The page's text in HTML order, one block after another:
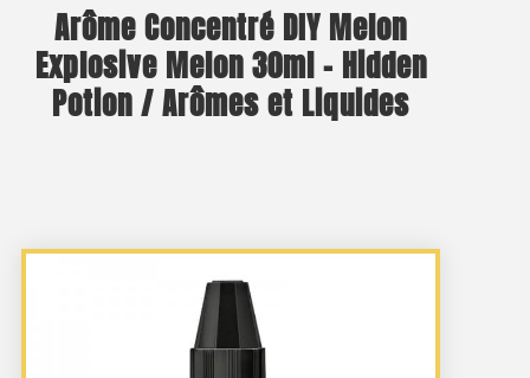
Arôme Concentré DIY Melon
Explosive Melon 30ml – Hidden
Potion / Arômes et Liquides